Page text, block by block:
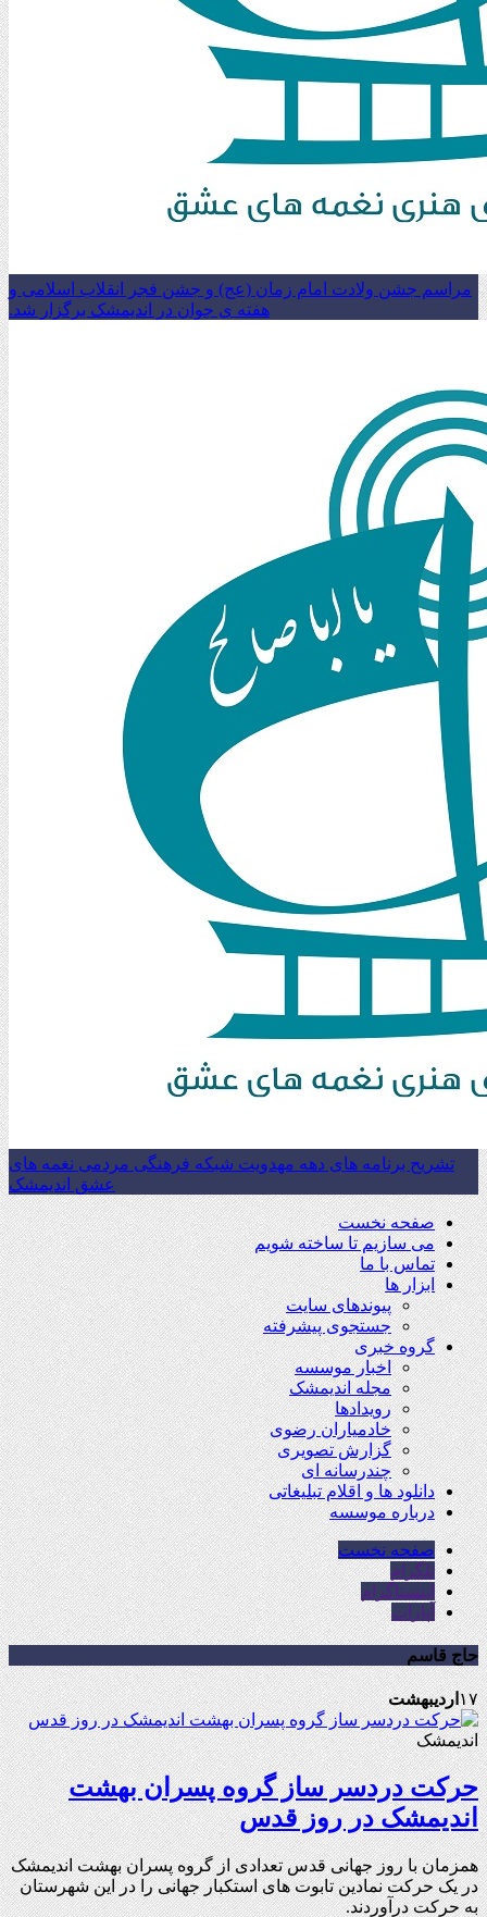
مراسم جشن ولادت امام زمان (عج) و جشن فجر انقلاب اسلامی و
هفته ی جوان در اندیمشک برگزار شد.
تشریح برنامه های دهه مهدویت شبکه فرهنگی مردمی نغمه های
عشق اندیمشک
صفحه نخست
می سازیم تا ساخته شویم
تماس با ما
ابزار ها
پیوندهای سایت
جستجوی پیشرفته
گروه خبری
اخبار موسسه
مجله اندیمشک
رویدادها
خادمیاران رضوی
گزارش تصویری
چندرسانه ای
دانلود ها و اقلام تبلیغاتی
درباره موسسه
صفحه نخست
تلگرام
اینستاگرام
آپارات
حاج قاسم
۱۷اردیبهشت
اندیمشک
حرکت دردسر ساز گروه پسران بهشت
اندیمشک در روز قدس
همزمان با روز جهانی قدس تعدادی از گروه پسران بهشت اندیمشک
در یک حرکت نمادین تابوت های استکبار جهانی را در این شهرستان
به حرکت درآوردند.